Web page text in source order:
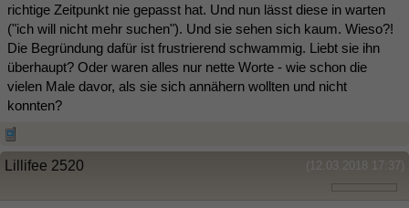
richtige Zeitpunkt nie gepasst hat. Und nun lässt diese in warten
("ich will nicht mehr suchen"). Und sie sehen sich kaum. Wieso?!
Die Begründung dafür ist frustrierend schwammig. Liebt sie ihn
überhaupt? Oder waren alles nur nette Worte - wie schon die
vielen Male davor, als sie sich annähern wollten und nicht
konnten?
(12.03.2018 17:37)
Lillifee 2520